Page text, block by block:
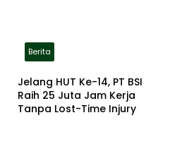
Berita
Jelang HUT Ke-14, PT BSI
Raih 25 Juta Jam Kerja
Tanpa Lost-Time Injury